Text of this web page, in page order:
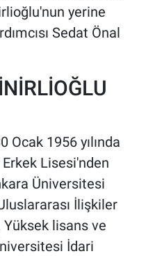
yerine
Sedat Önal
Ocak 1956 yılında
Lisesi'nden
Üniversitesi
İlişkiler
lisans ve
İdari